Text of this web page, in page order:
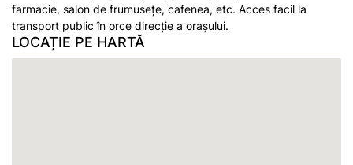
farmacie, salon de frumusețe, cafenea, etc. Acces facil la
transport public în orce direcție a orașului.
LOCAȚIE PE HARTĂ